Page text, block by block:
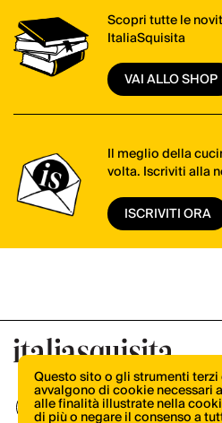
Scopri tutte le
ItaliaSquisita
VAI ALLO SHOP
Il meglio della
volta. Iscriviti alla
ISCRIVITI ORA
Questo sito o gli strumenti
avvalgono di cookie necessari
alle finalità illustrate nella
di più o negare il consenso a